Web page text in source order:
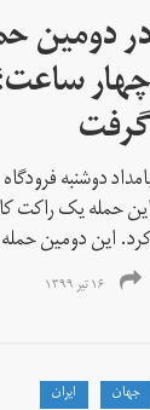
در دومین
چهار
دوشنبه
این حمله یک راکت
این دومین
۱۶ تیر ۱۳۹۹
جهان ايران